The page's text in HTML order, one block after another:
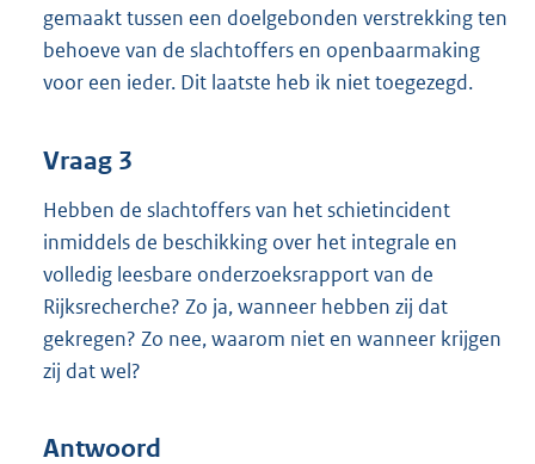
gemaakt tussen een doelgebonden verstrekking ten
behoeve van de slachtoffers en openbaarmaking
voor een ieder. Dit laatste heb ik niet toegezegd.
Vraag 3
Hebben de slachtoffers van het schietincident
inmiddels de beschikking over het integrale en
volledig leesbare onderzoeksrapport van de
Rijksrecherche? Zo ja, wanneer hebben zij dat
gekregen? Zo nee, waarom niet en wanneer krijgen
zij dat wel?
Antwoord